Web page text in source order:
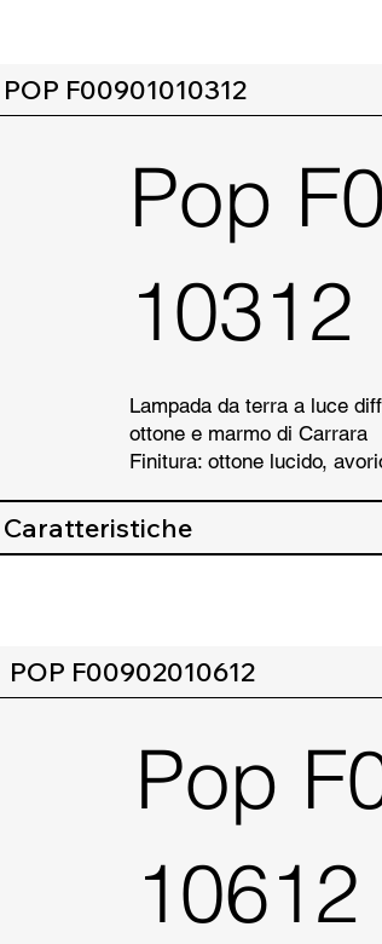
POP F00901010312
Pop
10312
Lampada da terra a luce
ottone e marmo di Carrara
Finitura: ottone lucido,
Caratteristiche
POP F00902010612
Pop
10612